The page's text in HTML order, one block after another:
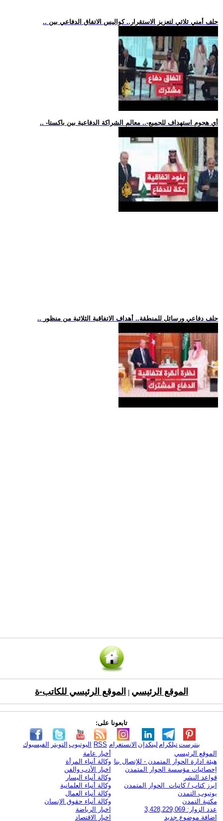
.. حلف أمني ثلاثي لتعزيز الاستقرار.. كواليس الاتفاق الدفاعي بين
.. -أي هجوم استهداف للجميع-.. معالم الشراكة الدفاعية بين باكستا
.. حلف دفاعي ورسائل للمنطقة.. أهداف الاتفاقية الثلاثية من منظور
الموقع الرئيسي الموقع الرئيسي للكاتب-ة
تابعونا على:
الفيسبوك التويتر اليوتيوب RSS الانستغرام لينكدإن تيلكرامبنترست
الموقع الرئيسي
هيئة ادارة الحوار المتمدن - للإتصال بنا
إحصائيات مؤسسة الحوار المتمدن
قواعد النشر
ابرز كتاب / كاتبات الحوار المتمدن
يوتيوب التمدن
مكتبة التمدن
عدد الزوار: 3,428,229,069
اضافة موضوع جديد
أخبار عامة
وكالة أنباء المرأة
اخبار الأدب والفن
وكالة أنباء اليسار
وكالة أنباء العلمانية
وكالة أنباء العمال
وكالة أنباء حقوق الإنسان
اخبار الرياضة
اخبار الاقتصاد